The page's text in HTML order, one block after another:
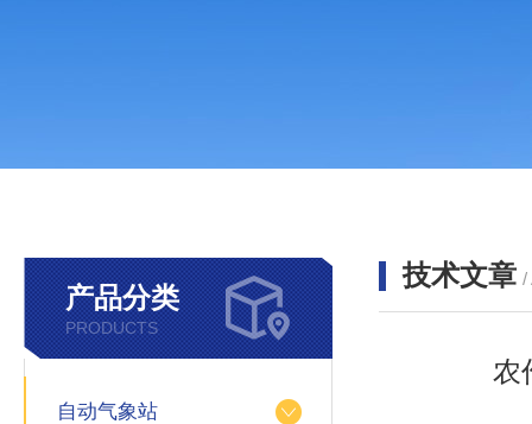
产品分类
PRODUCTS
自动气象站
技术文章 /
农